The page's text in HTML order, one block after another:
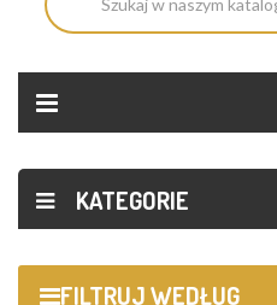
KATEGORIE
FILTRUJ WEDŁUG